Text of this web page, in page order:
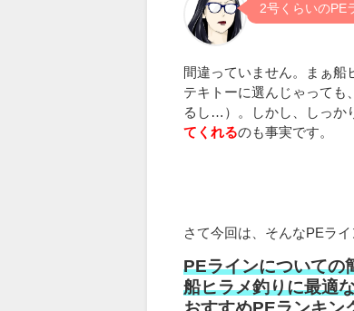
2号くらいのPE
間違っていません。まぁ船
テキトーに選んじゃっても
るし…）。しかし、しっか
てくれるのも事実です。
さて今回は、そんなPEラ
PEラインについての
船ヒラメ釣りに最適